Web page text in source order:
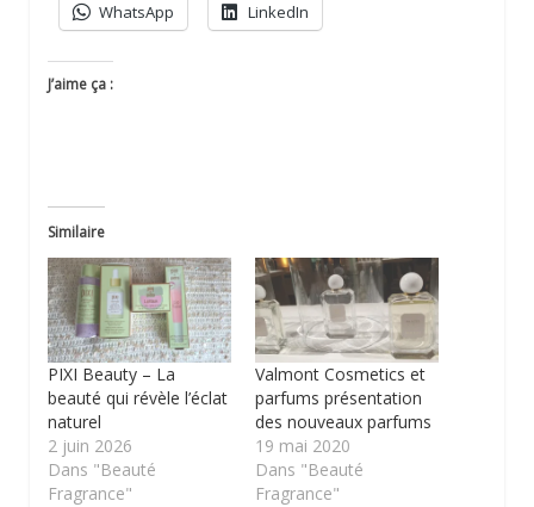
WhatsApp LinkedIn
J’aime ça :
Similaire
PIXI Beauty – La
beauté qui révèle l’éclat
naturel
2 juin 2026
Dans "Beauté
Fragrance"
Valmont Cosmetics et
parfums présentation
des nouveaux parfums
19 mai 2020
Dans "Beauté
Fragrance"